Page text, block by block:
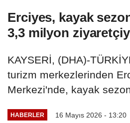
Erciyes, kayak
3,3 milyon
KAYSERİ, (DHA)-
turizm merkezlerinden
Merkezi'nde, kayak
HABERLER 16 Mayıs 2026 - 13:20